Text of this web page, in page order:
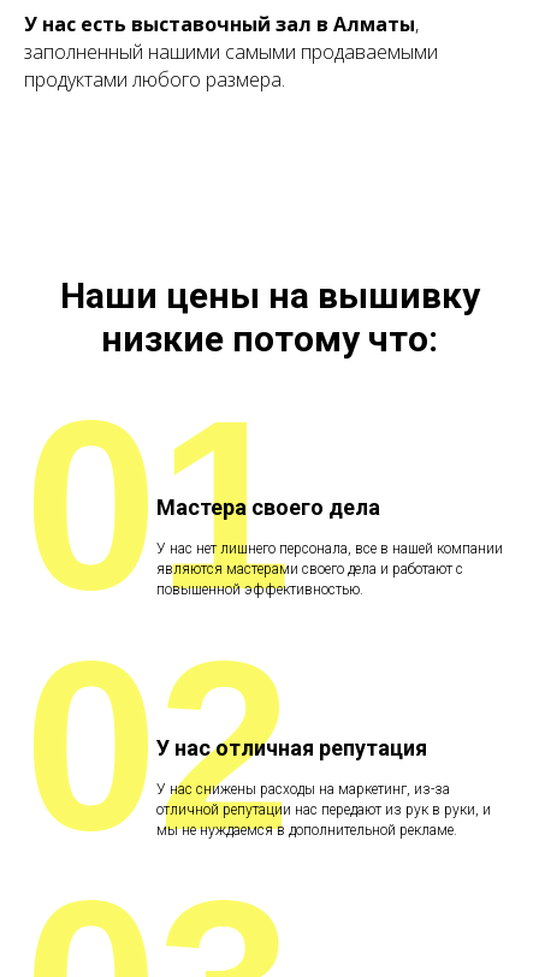
У нас есть выставочный зал в Алматы,
заполненный нашими самыми продаваемыми
продуктами любого размера.
Наши цены на вышивку
низкие потому что:
Мастера своего дела
У нас нет лишнего персонала, все в нашей компании
являются мастерами своего дела и работают с
повышенной эффективностью.
01
У нас отличная репутация
У нас снижены расходы на маркетинг, из-за
отличной репутации нас передают из рук в руки, и
мы не нуждаемся в дополнительной рекламе.
02